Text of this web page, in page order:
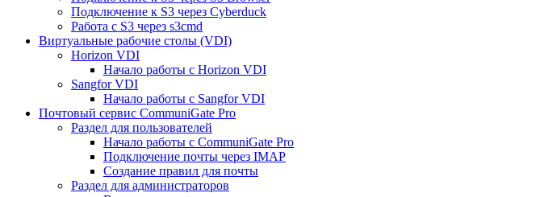
Подключение к S3 через Cyberduck
Работа с S3 через s3cmd
Виртуальные рабочие столы (VDI)
Horizon VDI
Начало работы с Horizon VDI
Sangfor VDI
Начало работы с Sangfor VDI
Почтовый сервис CommuniGate Pro
Раздел для пользователей
Начало работы с CommuniGate Pro
Подключение почты через IMAP
Создание правил для почты
Раздел для администраторов